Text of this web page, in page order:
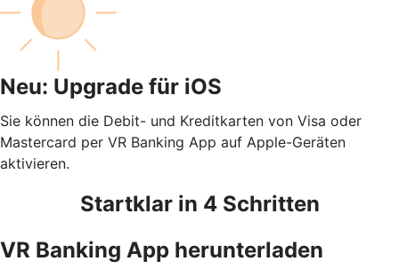
Neu: Upgrade für iOS
Sie können die Debit- und Kreditkarten von Visa oder
Mastercard per VR Banking App auf Apple-Geräten
aktivieren.
Startklar in 4 Schritten
VR Banking App herunterladen